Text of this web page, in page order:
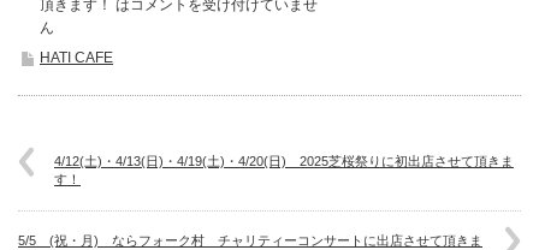
頂きます！ はコメントを受け付けていませ
ん
HATI CAFE
4/12(土)・4/13(日)・4/19(土)・4/20(日) 2025芝桜祭りに初出店させて頂きま
す！
5/5 (祝・月) ならフォーク村 チャリティーコンサートに出店させて頂きま